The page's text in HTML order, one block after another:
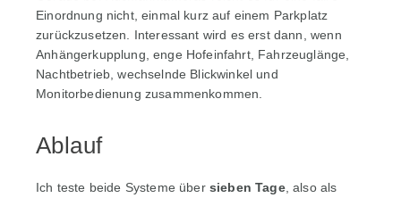
Einordnung nicht, einmal kurz auf einem Parkplatz
zurückzusetzen. Interessant wird es erst dann, wenn
Anhängerkupplung, enge Hofeinfahrt, Fahrzeuglänge,
Nachtbetrieb, wechselnde Blickwinkel und
Monitorbedienung zusammenkommen.
Ablauf
Ich teste beide Systeme über sieben Tage, also als